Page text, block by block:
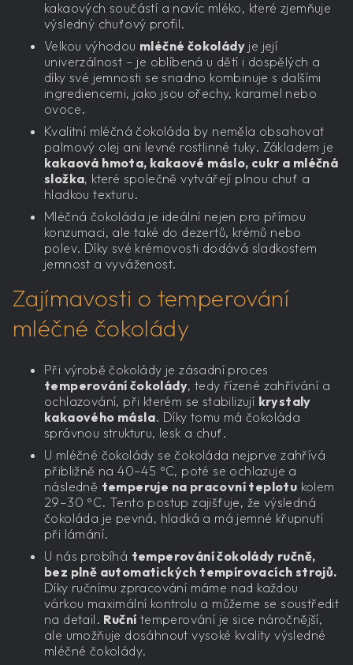
kakaových součástí a navíc mléko, které zjemňuje
výsledný chuťový profil.
Velkou výhodou mléčné čokolády je její
univerzálnost – je oblíbená u dětí i dospělých a
díky své jemnosti se snadno kombinuje s dalšími
ingrediencemi, jako jsou ořechy, karamel nebo
ovoce.
Kvalitní mléčná čokoláda by neměla obsahovat
palmový olej ani levné rostlinné tuky. Základem je
kakaová hmota, kakaové máslo, cukr a mléčná
složka, které společně vytvářejí plnou chuť a
hladkou texturu.
Mléčná čokoláda je ideální nejen pro přímou
konzumaci, ale také do dezertů, krémů nebo
polev. Díky své krémovosti dodává sladkostem
jemnost a vyváženost.
Zajímavosti o temperování
mléčné čokolády
Při výrobě čokolády je zásadní proces
temperování čokolády, tedy řízené zahřívání a
ochlazování, při kterém se stabilizují krystaly
kakaového másla. Díky tomu má čokoláda
správnou strukturu, lesk a chuť.
U mléčné čokolády se čokoláda nejprve zahřívá
přibližně na 40–45 °C, poté se ochlazuje a
následně temperuje na pracovní teplotu kolem
29–30 °C. Tento postup zajišťuje, že výsledná
čokoláda je pevná, hladká a má jemné křupnutí
při lámání.
U nás probíhá temperování čokolády ručně,
bez plně automatických tempírovacích strojů.
Díky ručnímu zpracování máme nad každou
várkou maximální kontrolu a můžeme se soustředit
na detail. Ruční temperování je sice náročnější,
ale umožňuje dosáhnout vysoké kvality výsledné
mléčné čokolády.